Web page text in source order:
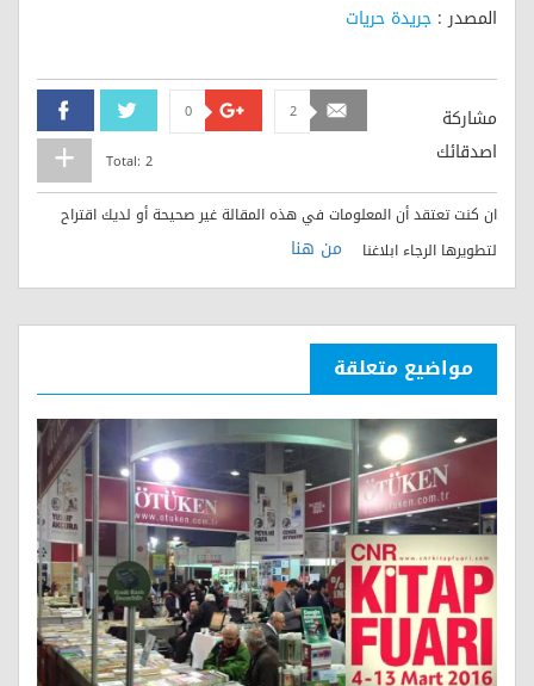
المصدر : جريدة حريات
مشاركة
اصدقائك
Facebook Twitter
0 Google+
2
Total: 2
ان كنت تعتقد أن المعلومات في هذه المقالة غير صحيحة أو لديك اقتراح
لتطويرها الرجاء ابلاغنا
من هنا
مواضيع متعلقة